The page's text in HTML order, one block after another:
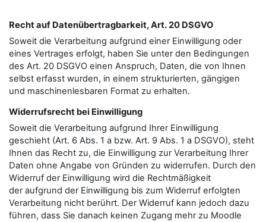
Recht auf Datenübertragbarkeit, Art. 20 DSGVO
Soweit die Verarbeitung aufgrund einer Einwilligung oder
eines Vertrages erfolgt, haben Sie unter den Bedingungen
des Art. 20 DSGVO einen Anspruch, Daten, die von Ihnen
selbst erfasst wurden, in einem strukturierten, gängigen
und maschinenlesbaren Format zu erhalten.
Widerrufsrecht bei Einwilligung
Soweit die Verarbeitung aufgrund Ihrer Einwilligung
geschieht (Art. 6 Abs. 1 a bzw. Art. 9 Abs. 1 a DSGVO), steht
Ihnen das Recht zu, die Einwilligung zur Verarbeitung Ihrer
Daten ohne Angabe von Gründen zu widerrufen. Durch den
Widerruf der Einwilligung wird die Rechtmäßigkeit
der aufgrund der Einwilligung bis zum Widerruf erfolgten
Verarbeitung nicht berührt. Der Widerruf kann jedoch dazu
führen, dass Sie danach keinen Zugang mehr zu Moodle